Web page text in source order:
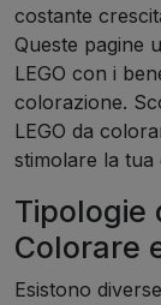
costante
Queste pagine
LEGO con i
colorazione.
LEGO da
stimolare la tua
Tipologie
Colorare
Esistono